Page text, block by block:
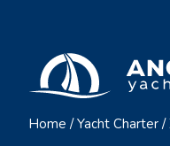
Home / Yacht Charter /